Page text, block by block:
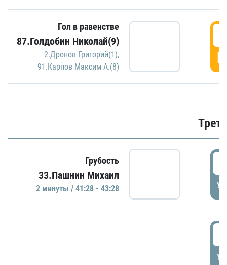
Гол в равенстве
87.Голдобин Николай(9)
2.Дронов Григорий(1),
91.Карпов Максим А.(8)
Грубость
33.Пашнин Михаил
2 минуты / 41:28 - 43:28